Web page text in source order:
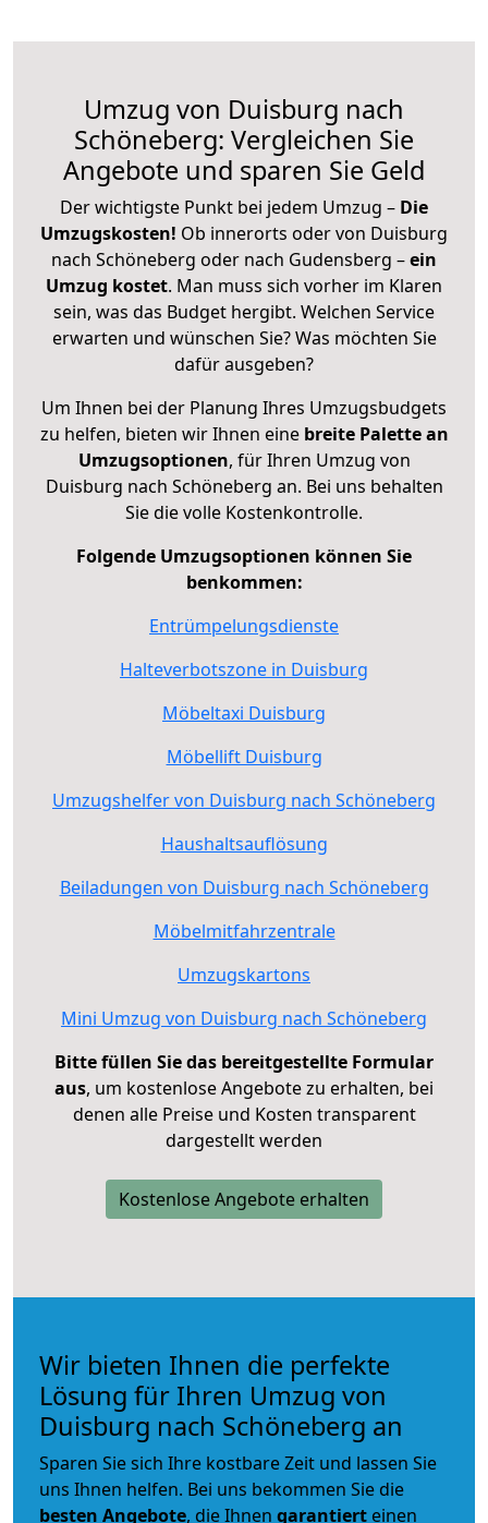
Umzug von Duisburg nach
Schöneberg: Vergleichen Sie
Angebote und sparen Sie Geld
Der wichtigste Punkt bei jedem Umzug – Die
Umzugskosten! Ob innerorts oder von Duisburg
nach Schöneberg oder nach Gudensberg –ein
Umzug kostet. Man muss sich vorher im Klaren
sein, was das Budget hergibt. Welchen Service
erwarten und wünschen Sie? Was möchten Sie
dafür ausgeben?
Um Ihnen bei der Planung Ihres Umzugsbudgets
zu helfen, bieten wir Ihnen eine breite Palette an
Umzugsoptionen, für Ihren Umzug von
Duisburg nach Schöneberg an. Bei uns behalten
Sie die volle Kostenkontrolle.
Folgende Umzugsoptionen können Sie
benkommen:
Entrümpelungsdienste
Halteverbotszone in Duisburg
Möbeltaxi Duisburg
Möbellift Duisburg
Umzugshelfer von Duisburg nach Schöneberg
Haushaltsauflösung
Beiladungen von Duisburg nach Schöneberg
Möbelmitfahrzentrale
Umzugskartons
Mini Umzug von Duisburg nach Schöneberg
Bitte füllen Sie das bereitgestellte Formular
aus, um kostenlose Angebote zu erhalten, bei
denen alle Preise und Kosten transparent
dargestellt werden
Kostenlose Angebote erhalten
Wir bieten Ihnen die perfekte
Lösung für Ihren Umzug von
Duisburg nach Schöneberg an
Sparen Sie sich Ihre kostbare Zeit und lassen Sie
uns Ihnen helfen. Bei uns bekommen Sie die
besten Angebote, die Ihnen garantiert einen